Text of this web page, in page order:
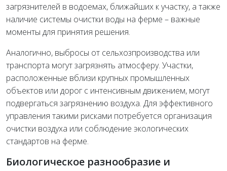
загрязнителей в водоемах, ближайших к участку, а также
наличие системы очистки воды на ферме – важные
моменты для принятия решения.
Аналогично, выбросы от сельхозпроизводства или
транспорта могут загрязнять атмосферу. Участки,
расположенные вблизи крупных промышленных
объектов или дорог с интенсивным движением, могут
подвергаться загрязнению воздуха. Для эффективного
управления такими рисками потребуется организация
очистки воздуха или соблюдение экологических
стандартов на ферме.
Биологическое разнообразие и